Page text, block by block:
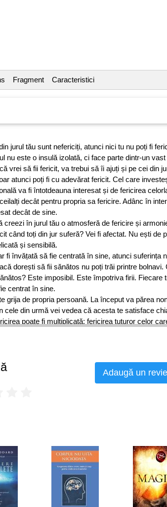
Fragment Caracteristici
jurul tău sunt nefericiți, atunci nici tu nu poți fi
nu este o insulă izolată, ci face parte dintr-un vast
vrei să fii fericit, va trebui să îi ajuți și pe cei din
atunci poți fi cu adevărat fericit. Cel care
va fi întotdeauna interesat și de fericirea
decât pentru propria sa fericire. Adânc în
decât de sine.
creezi în jurul tău o atmosferă de fericire și
când toți din jur suferă? Vei fi afectat. Nu ești de
și sensibilă.
fi învățată să fie centrată în sine, atunci suferința
dorești să fii sănătos nu poți trăi printre bolnavi.
Este imposibil. Este împotriva firii. Fiecare
centrat în sine.
grija de propria persoană. La început va părea
cele din urmă vei vedea că acesta te satisface
poate fi multiplicată; fericirea tuturor celor
revărsa asupra ta. Vei deveni extrem de fericit.
Adaugă un